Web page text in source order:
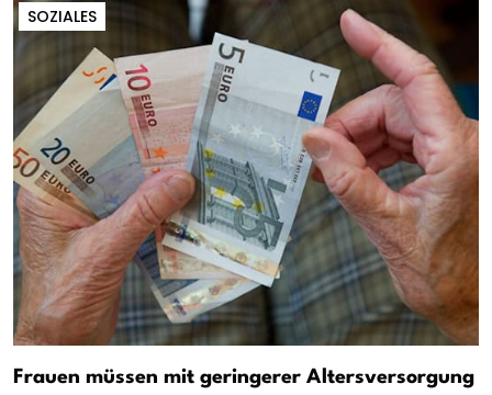
SOZIALES
Frauen müssen mit geringerer Altersversorgung